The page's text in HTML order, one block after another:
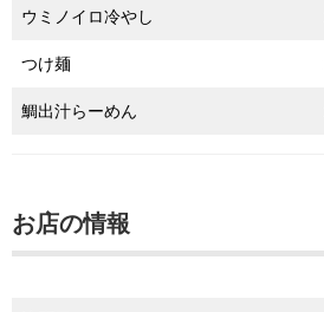
ウミノイロ冷やし
つけ麺
鯛出汁らーめん
お店の情報